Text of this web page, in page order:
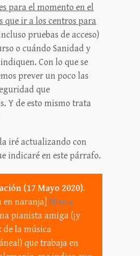
para el momento en el
que ir a los centros para
pruebas de acceso)
o cuándo Sanidad y
Con lo que se
prever un poco las
que
Y de esto mismo trata
iré actualizando con
indicaré en este párrafo.
(17 Mayo 2020).
en naranja] Mireia
pianista amiga (¡y
de la música
que trabaja en